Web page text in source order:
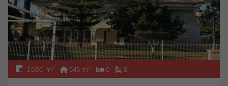
1.500 m2 545 m2 6 3